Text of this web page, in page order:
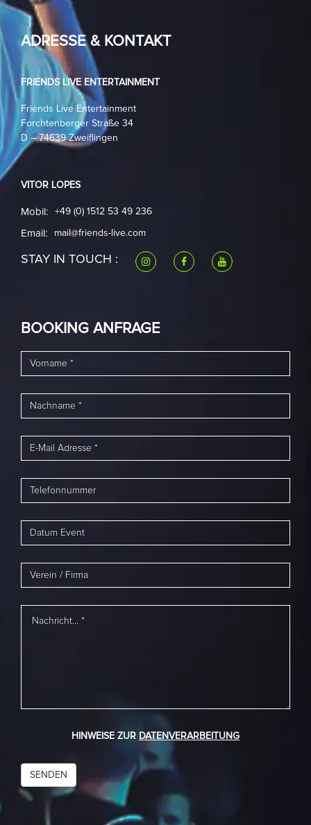
ADRESSE & KONTAKT
FRIENDS LIVE ENTERTAINMENT
Friends Live Entertainment
Forchtenberger Straße 34
D – 74639 Zweiflingen
VITOR LOPES
Mobil: +49 (0) 1512 53 49 236
Email: mail@friends-live.com
STAY IN TOUCH :
BOOKING ANFRAGE
HINWEISE ZUR DATENVERARBEITUNG